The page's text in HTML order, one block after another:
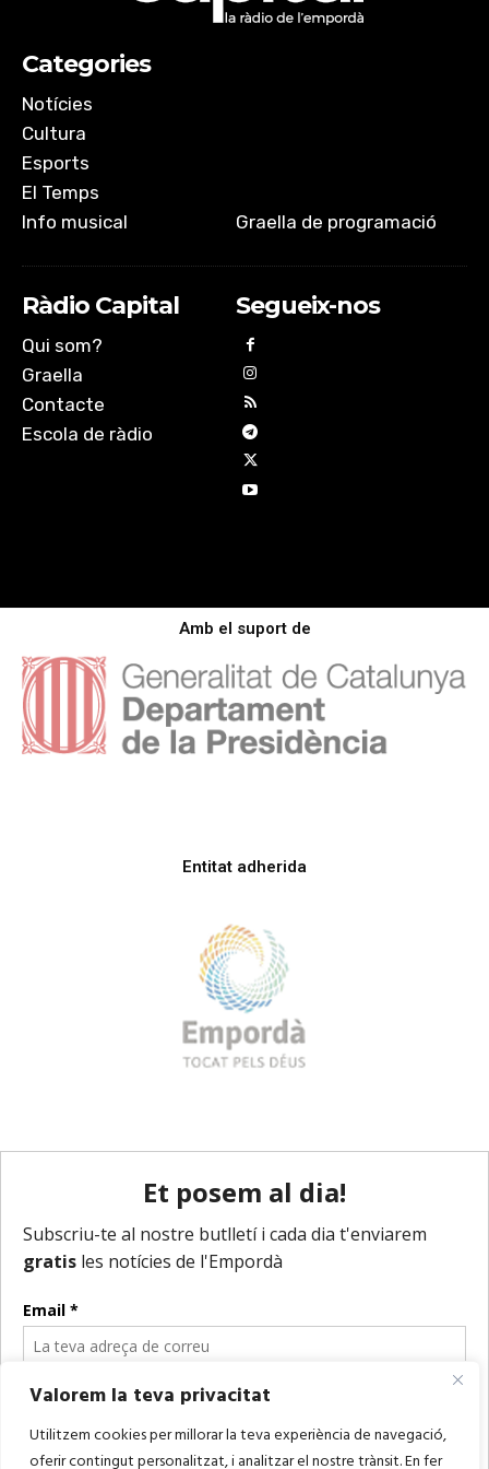
Valorem la teva privacitat
Utilitzem cookies per millorar la teva experiència de navegació,
oferir contingut personalitzat, i analitzar el nostre trànsit. En fer
Categories
Notícies
Cultura
Esports
El Temps
Info musical
Graella de programació
Ràdio Capital
Qui som?
Graella
Contacte
Escola de ràdio
Segueix-nos
Amb el suport de
Entitat adherida